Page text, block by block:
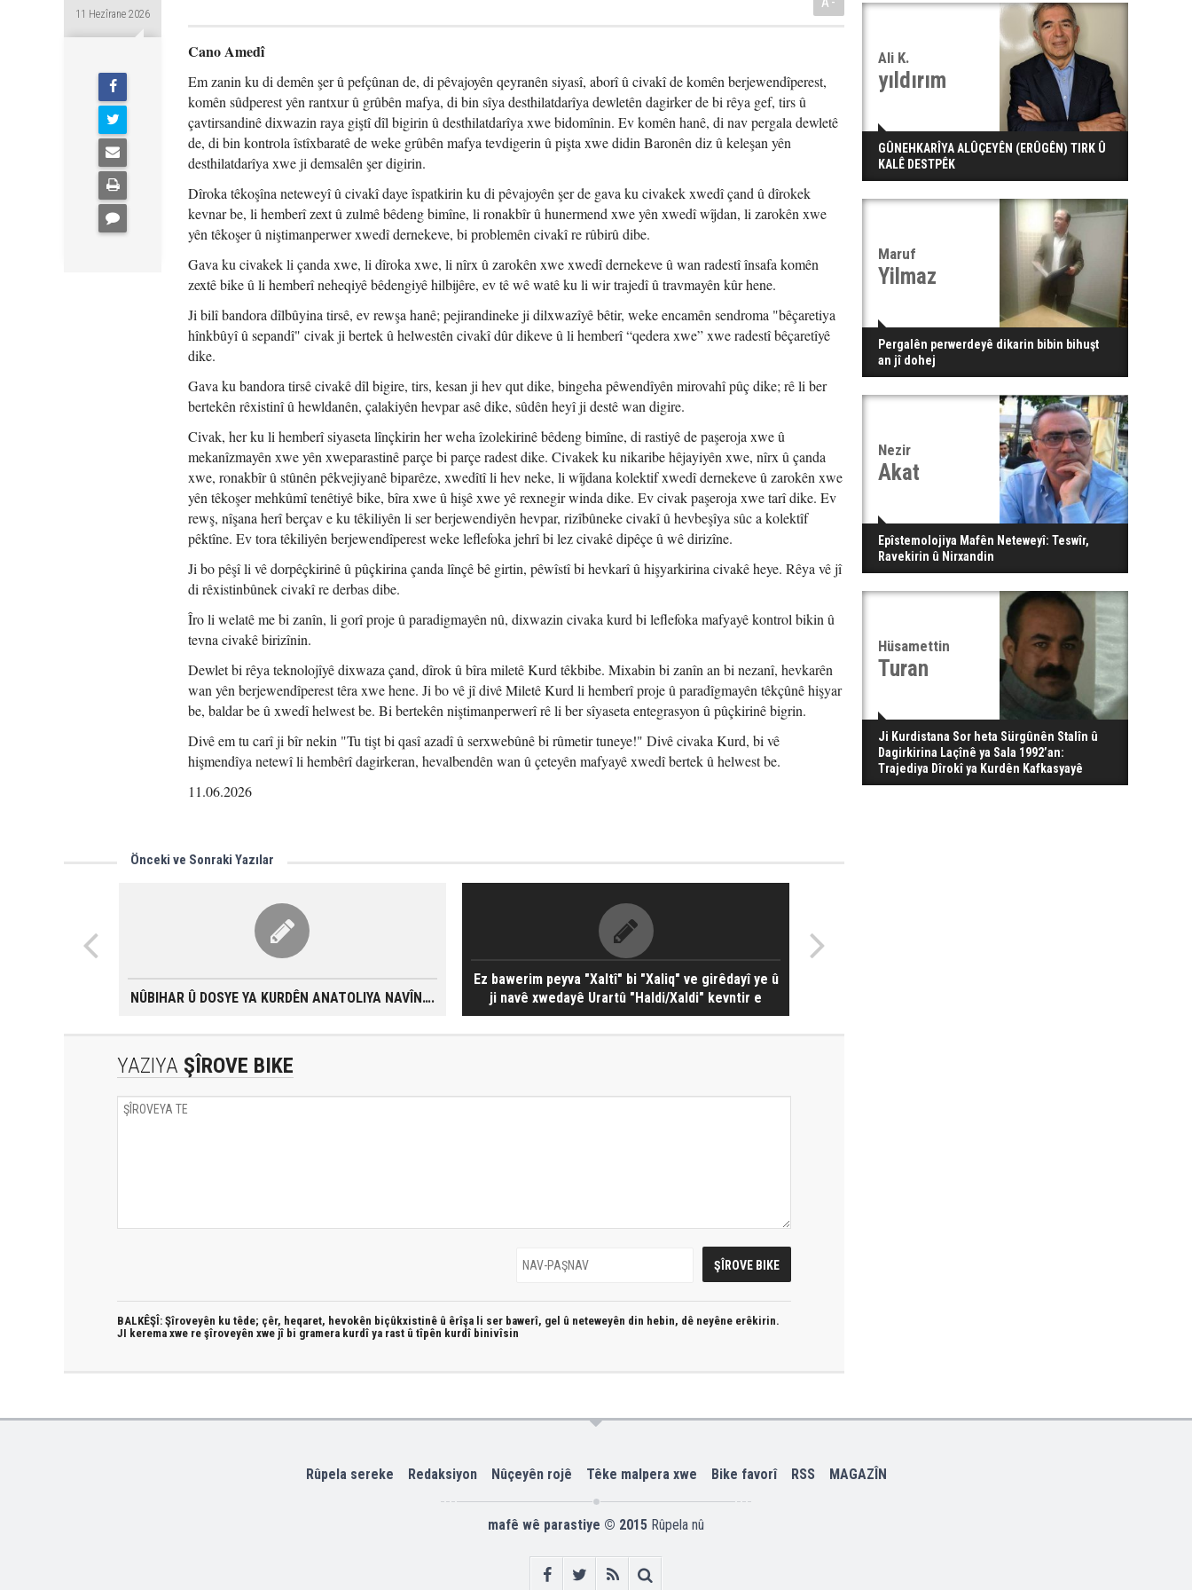
11 Hezîrane 2026
Cano Amedî
Em zanin ku di demên şer û pefçûnan de, di pêvajoyên qeyranên siyasî, aborî û civakî de komên berjewendîperest,
komên sûdperest yên rantxur û grûbên mafya, di bin sîya desthilatdarîya dewletên dagirker de bi rêya gef, tirs û
çavtirsandinê dixwazin raya giştî dîl bigirin û desthilatdarîya xwe bidomînin. Ev komên hanê, di nav pergala dewletê
de, di bin kontrola îstîxbaratê de weke grûbên mafya tevdigerin û pişta xwe didin Baronên diz û keleşan yên
desthilatdarîya xwe ji demsalên şer digirin.
Dîroka têkoşîna neteweyî û civakî daye îspatkirin ku di pêvajoyên şer de gava ku civakek xwedî çand û dîrokek
kevnar be, li hemberî zext û zulmê bêdeng bimîne, li ronakbîr û hunermend xwe yên xwedî wîjdan, li zarokên xwe
yên têkoşer û niştimanperwer xwedî dernekeve, bi problemên civakî re rûbirû dibe.
Gava ku civakek li çanda xwe, li dîroka xwe, li nîrx û zarokên xwe xwedî dernekeve û wan radestî însafa komên
zextê bike û li hemberî neheqiyê bêdengiyê hilbijêre, ev tê wê watê ku li wir trajedî û travmayên kûr hene.
Ji bilî bandora dîlbûyina tirsê, ev rewşa hanê; pejirandineke ji dilxwazîyê bêtir, weke encamên sendroma "bêçaretiya
hînkbûyî û sepandî" civak ji bertek û helwestên civakî dûr dikeve û li hemberî “qedera xwe” xwe radestî bêçaretîyê
dike.
Gava ku bandora tirsê civakê dîl bigire, tirs, kesan ji hev qut dike, bingeha pêwendîyên mirovahî pûç dike; rê li ber
bertekên rêxistinî û hewldanên, çalakiyên hevpar asê dike, sûdên heyî ji destê wan digire.
Civak, her ku li hemberî siyaseta lînçkirin her weha îzolekirinê bêdeng bimîne, di rastiyê de paşeroja xwe û
mekanîzmayên xwe yên xweparastinê parçe bi parçe radest dike. Civakek ku nikaribe hêjayiyên xwe, nîrx û çanda
xwe, ronakbîr û stûnên pêkvejiyanê biparêze, xwedîtî li hev neke, li wîjdana kolektif xwedî dernekeve û zarokên xwe
yên têkoşer mehkûmî tenêtiyê bike, bîra xwe û hişê xwe yê rexnegir winda dike. Ev civak paşeroja xwe tarî dike. Ev
rewş, nîşana herî berçav e ku têkiliyên li ser berjewendiyên hevpar, rizîbûneke civakî û hevbeşîya sûc a kolektîf
pêktîne. Ev tora têkiliyên berjewendîperest weke leflefoka jehrî bi lez civakê dipêçe û wê dirizîne.
Ji bo pêşî li vê dorpêçkirinê û pûçkirina çanda lînçê bê girtin, pêwîstî bi hevkarî û hişyarkirina civakê heye. Rêya vê jî
di rêxistinbûnek civakî re derbas dibe.
Îro li welatê me bi zanîn, li gorî proje û paradigmayên nû, dixwazin civaka kurd bi leflefoka mafyayê kontrol bikin û
tevna civakê birizînin.
Dewlet bi rêya teknolojîyê dixwaza çand, dîrok û bîra miletê Kurd têkbibe. Mixabin bi zanîn an bi nezanî, hevkarên
wan yên berjewendîperest têra xwe hene. Ji bo vê jî divê Miletê Kurd li hemberî proje û paradîgmayên têkçûnê hişyar
be, baldar be û xwedî helwest be. Bi bertekên niştimanperwerî rê li ber sîyaseta entegrasyon û pûçkirinê bigrin.
Divê em tu carî ji bîr nekin "Tu tişt bi qasî azadî û serxwebûnê bi rûmetir tuneye!" Divê civaka Kurd, bi vê
hişmendîya netewî li hembêrî dagirkeran, hevalbendên wan û çeteyên mafyayê xwedî bertek û helwest be.
11.06.2026
Önceki ve Sonraki Yazılar
NÛBIHAR Û DOSYE YA KURDÊN ANATOLIYA NAVÎN….
Ez bawerim peyva "Xaltî" bi "Xaliq" ve girêdayî ye û
ji navê xwedayê Urartû "Haldi/Xaldi" kevntir e
YAZIYA ŞÎROVE BIKE
BALKÊŞÎ: Şîroveyên ku têde; çêr, heqaret, hevokên biçûkxistinê û êrîşa li ser bawerî, gel û neteweyên din hebin, dê neyêne erêkirin.
JI kerema xwe re şîroveyên xwe jî bi gramera kurdî ya rast û tîpên kurdî binivîsin
Ali K.
yıldırım
GÛNEHKARÎYA ALÛÇEYÊN (ERÛGÊN) TIRK Û
KALÊ DESTPÊK
Maruf
Yilmaz
Pergalên perwerdeyê dikarin bibin bihuşt
an jî dohej
Nezir
Akat
Epîstemolojiya Mafên Neteweyî: Teswîr,
Ravekirin û Nirxandin
Hüsamettin
Turan
Ji Kurdistana Sor heta Sürgûnên Stalîn û
Dagirkirina Laçînê ya Sala 1992’an:
Trajediya Dîrokî ya Kurdên Kafkasyayê
Rûpela sereke Redaksiyon Nûçeyên rojê Têke malpera xwe Bike favorî RSS MAGAZÎN
mafê wê parastiye © 2015 Rûpela nû